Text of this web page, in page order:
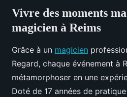
Vivre des moments
magicien à Reims
Grâce à un magicien
Regard, chaque événement à
métamorphoser en une
Doté de 17 années de